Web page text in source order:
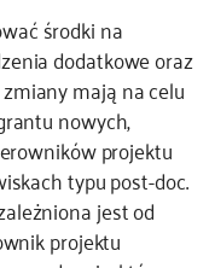
środki na
dodatkowe oraz
mają na celu
nowych,
projektu
typu post-doc.
jest od
projektu